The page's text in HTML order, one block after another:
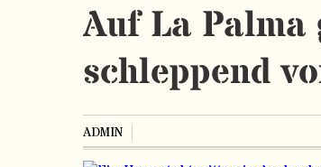
Auf La
schleppend
ADMIN